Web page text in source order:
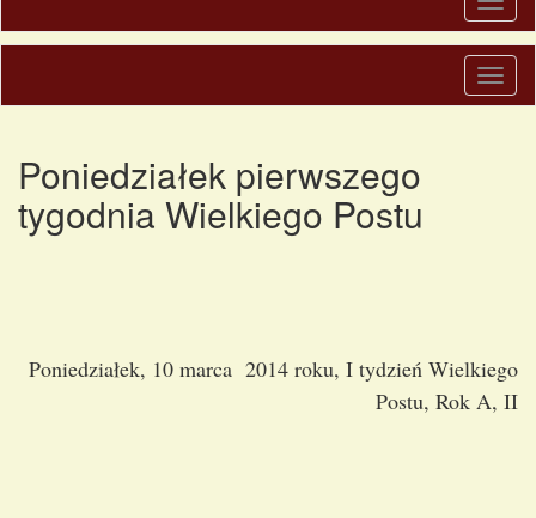
Poniedziałek pierwszego
tygodnia Wielkiego Postu
Poniedziałek, 10 marca 2014 roku, I tydzień Wielkiego
Postu, Rok A, II